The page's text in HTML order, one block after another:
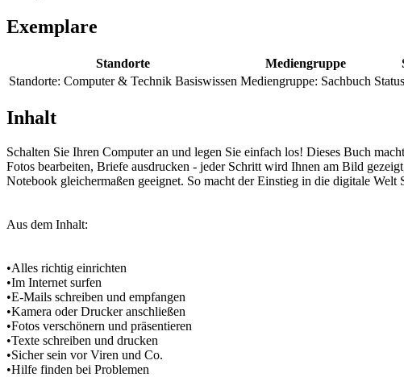
Exemplare
Standorte Mediengruppe
Standorte: Computer & Technik Basiswissen Mediengruppe: Sachbuch
Inhalt
Schalten Sie Ihren Computer an und legen Sie einfach los! Dieses Buch
Fotos bearbeiten, Briefe ausdrucken - jeder Schritt wird Ihnen am Bild
Notebook gleichermaßen geeignet. So macht der Einstieg in die digitale Welt
Aus dem Inhalt:
•Alles richtig einrichten
•Im Internet surfen
•E-Mails schreiben und empfangen
•Kamera oder Drucker anschließen
•Fotos verschönern und präsentieren
•Texte schreiben und drucken
•Sicher sein vor Viren und Co.
•Hilfe finden bei Problemen